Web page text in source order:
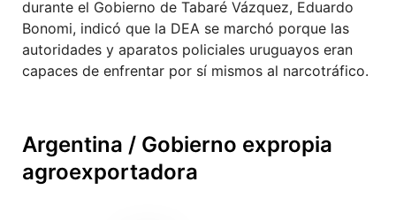
durante el Gobierno de Tabaré Vázquez, Eduardo
Bonomi, indicó que la DEA se marchó porque las
autoridades y aparatos policiales uruguayos eran
capaces de enfrentar por sí mismos al narcotráfico.
Argentina / Gobierno expropia
agroexportadora